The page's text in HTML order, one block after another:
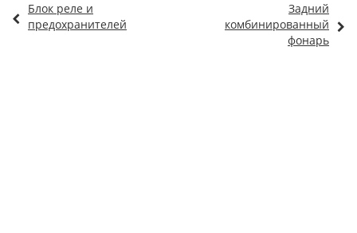
Блок реле и
предохранителей
Задний
комбинированный
фонарь